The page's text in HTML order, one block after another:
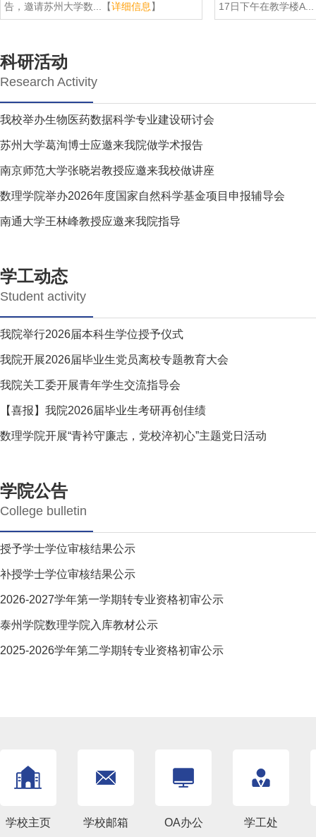
告，邀请苏州大学数...【详细信息 】
17日下午在教学楼A...
科研活动
Research Activity
我校举办生物医药数据科学专业建设研讨会
苏州大学葛洵博士应邀来我院做学术报告
南京师范大学张晓岩教授应邀来我校做讲座
数理学院举办2026年度国家自然科学基金项目申报辅导会
南通大学王林峰教授应邀来我院指导
学工动态
Student activity
我院举行2026届本科生学位授予仪式
我院开展2026届毕业生党员离校专题教育大会
我院关工委开展青年学生交流指导会
【喜报】我院2026届毕业生考研再创佳绩
数理学院开展“青衿守廉志，党校淬初心”主题党日活动
学院公告
College bulletin
授予学士学位审核结果公示
补授学士学位审核结果公示
2026-2027学年第一学期转专业资格初审公示
泰州学院数理学院入库教材公示
2025-2026学年第二学期转专业资格初审公示
学校主页 学校邮箱 OA办公 学工处